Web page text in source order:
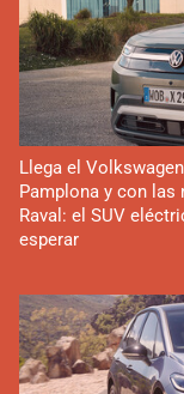
Llega el
Pamplona y con las
Raval: el SUV
esperar